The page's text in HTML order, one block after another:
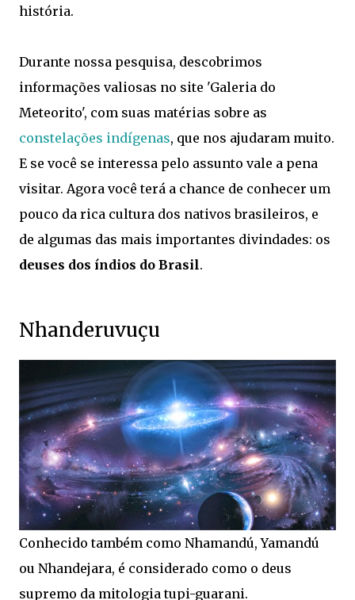
história.
Durante nossa pesquisa, descobrimos
informações valiosas no site 'Galeria do
Meteorito', com suas matérias sobre as
constelações indígenas, que nos ajudaram muito.
E se você se interessa pelo assunto vale a pena
visitar. Agora você terá a chance de conhecer um
pouco da rica cultura dos nativos brasileiros, e
de algumas das mais importantes divindades: os
deuses dos índios do Brasil.
Nhanderuvuçu
Conhecido também como Nhamandú, Yamandú
ou Nhandejara, é considerado como o deus
supremo da mitologia tupi-guarani.